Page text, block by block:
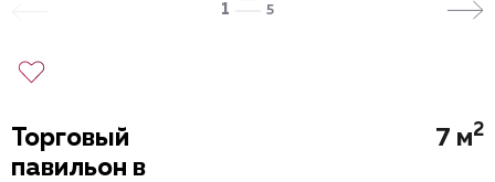
1 5
Торговый
павильон в
7 м2